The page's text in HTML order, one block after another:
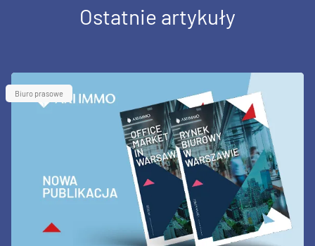
Ostatnie artykuły
Biuro prasowe